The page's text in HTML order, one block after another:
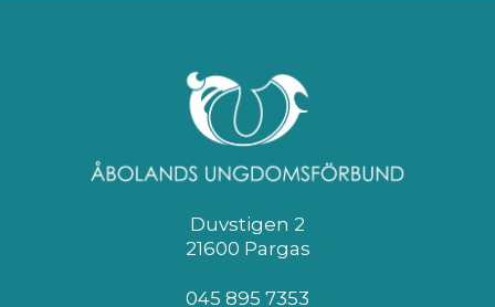
Duvstigen 2
21600 Pargas
045 895 7353